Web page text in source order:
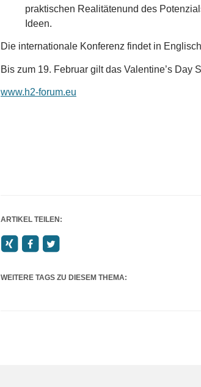
praktischen Realitätenund des
Ideen.
Die internationale Konferenz findet in
Bis zum 19. Februar gilt das Valentine’s Day
www.h2-forum.eu
ARTIKEL TEILEN:
WEITERE TAGS ZU DIESEM THEMA: